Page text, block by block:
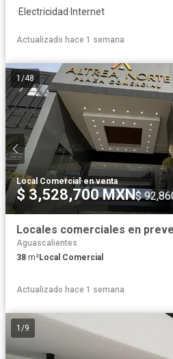
·Electricidad· Internet
Actualizado hace 1 semana
1/48
Local Comercial·en venta
$ 3,528,700 MXN$
Aguascalientes
38 m²Local Comercial
Actualizado hace 1 semana
1 /9